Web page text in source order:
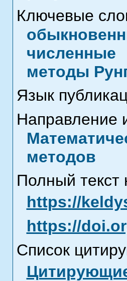
Ключевые
методы
Язык
Направление
методов
Полный текст
https://
https://
Список